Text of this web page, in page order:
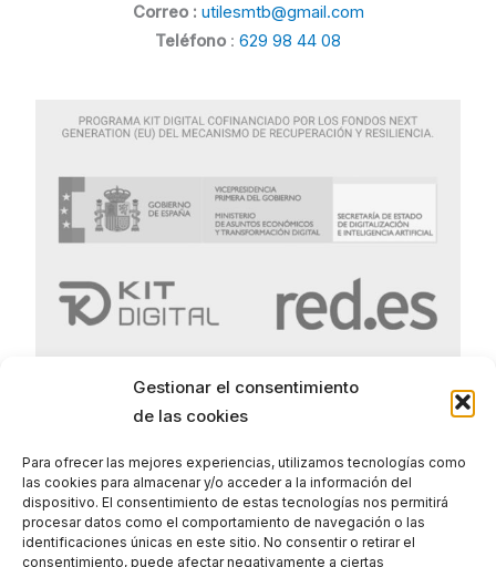
Gestionar el consentimiento
de las cookies
Para ofrecer las mejores experiencias, utilizamos tecnologías como
las cookies para almacenar y/o acceder a la información del
dispositivo. El consentimiento de estas tecnologías nos permitirá
procesar datos como el comportamiento de navegación o las
identificaciones únicas en este sitio. No consentir o retirar el
consentimiento, puede afectar negativamente a ciertas
Correo : utilesmtb@gmail.com
Teléfono : 629 98 44 08
Politica de Privacidad
Politica de Cookies